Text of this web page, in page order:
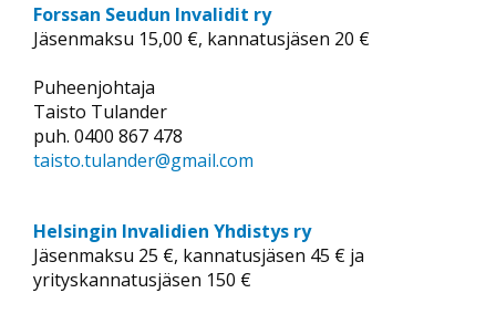
Forssan Seudun Invalidit ry
Jäsenmaksu 15,00 €, kannatusjäsen 20 €
Puheenjohtaja
Taisto Tulander
puh. 0400 867 478
taisto.tulander@gmail.com
Helsingin Invalidien Yhdistys ry
Jäsenmaksu 25 €, kannatusjäsen 45 € ja
yrityskannatusjäsen 150 €